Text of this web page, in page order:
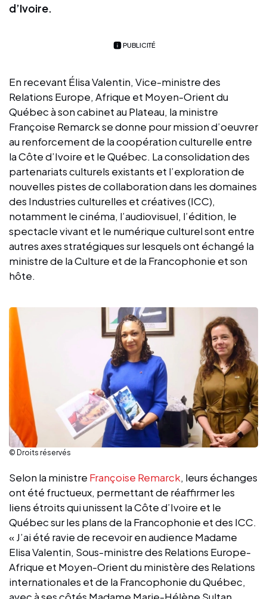
d’Ivoire.
PUBLICITÉ
En recevant Élisa Valentin, Vice-ministre des
Relations Europe, Afrique et Moyen-Orient du
Québec à son cabinet au Plateau, la ministre
Françoise Remarck se donne pour mission d’oeuvrer
au renforcement de la coopération culturelle entre
la Côte d’Ivoire et le Québec. La consolidation des
partenariats culturels existants et l’exploration de
nouvelles pistes de collaboration dans les domaines
des Industries culturelles et créatives (ICC),
notamment le cinéma, l’audiovisuel, l’édition, le
spectacle vivant et le numérique culturel sont entre
autres axes stratégiques sur lesquels ont échangé la
ministre de la Culture et de la Francophonie et son
hôte.
© Droits réservés
Selon la ministre Françoise Remarck, leurs échanges
ont été fructueux, permettant de réaffirmer les
liens étroits qui unissent la Côte d’Ivoire et le
Québec sur les plans de la Francophonie et des ICC.
« J’ai été ravie de recevoir en audience Madame
Elisa Valentin, Sous-ministre des Relations Europe-
Afrique et Moyen-Orient du ministère des Relations
internationales et de la Francophonie du Québec,